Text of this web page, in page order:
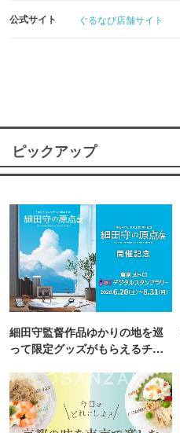
公式サイト ぐるなび店舗サイト
ピックアップ
細田守監督作品ゆかりの地を巡
って限定グッズがもらえるチャ